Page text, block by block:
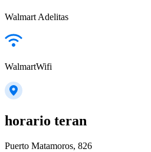
Walmart Adelitas
WalmartWifi
horario teran
Puerto Matamoros, 826